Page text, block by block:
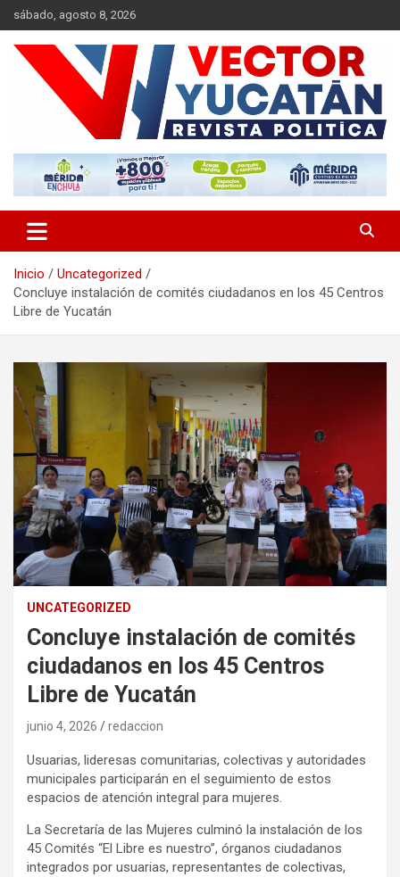
Saltar
al
contenido
sábado, agosto 8, 2026
Vector Yucatán
Inicio
Uncategorized
Concluye instalación de comités ciudadanos en los 45 Centros
Libre de Yucatán
UNCATEGORIZED
Concluye instalación de comités
ciudadanos en los 45 Centros
Libre de Yucatán
junio 4, 2026 redaccion
Usuarias, lideresas comunitarias, colectivas y autoridades
municipales participarán en el seguimiento de estos
espacios de atención integral para mujeres.
La Secretaría de las Mujeres culminó la instalación de los
45 Comités “El Libre es nuestro”, órganos ciudadanos
integrados por usuarias, representantes de colectivas,